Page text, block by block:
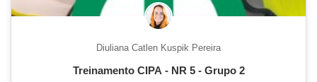
Diuliana Catlen Kuspik Pereira
Treinamento CIPA - NR 5 - Grupo 2